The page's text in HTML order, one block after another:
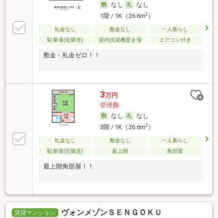
なし
なし
1階 / 1K（26.6m2）
礼金なし 敷金なし
一人暮らし
駐車場(近隣含)
室内洗濯機置き場 エアコン付き
敷金・礼金ゼロ！！
3万円
管理費-
なし
なし
3階 / 1K（26.6m2）
礼金なし 敷金なし
一人暮らし
駐車場(近隣含)
最上階 角部屋
最上階角部屋！！
賃貸マンション ヴォンメゾンＳＥＮＧＯＫＵ